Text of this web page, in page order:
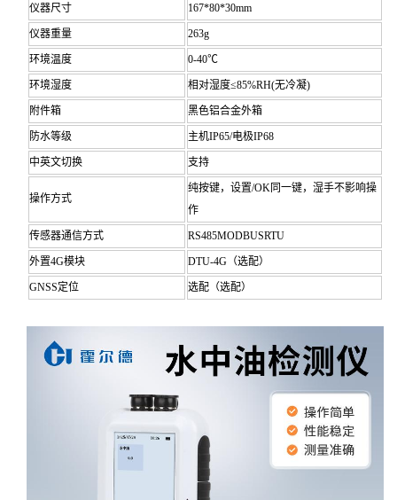
仪器尺寸 167*80*30mm
仪器重量 263g
环境温度 0-40℃
环境湿度 相对湿度≤85%RH(无冷凝)
附件箱 黑色铝合金外箱
防水等级 主机IP65/电极IP68
中英文切换 支持
操作方式
纯按键，设置/OK同一键，湿手不影响操
作
传感器通信方式 RS485MODBUSRTU
外置4G模块 DTU-4G（选配）
GNSS定位 选配（选配）